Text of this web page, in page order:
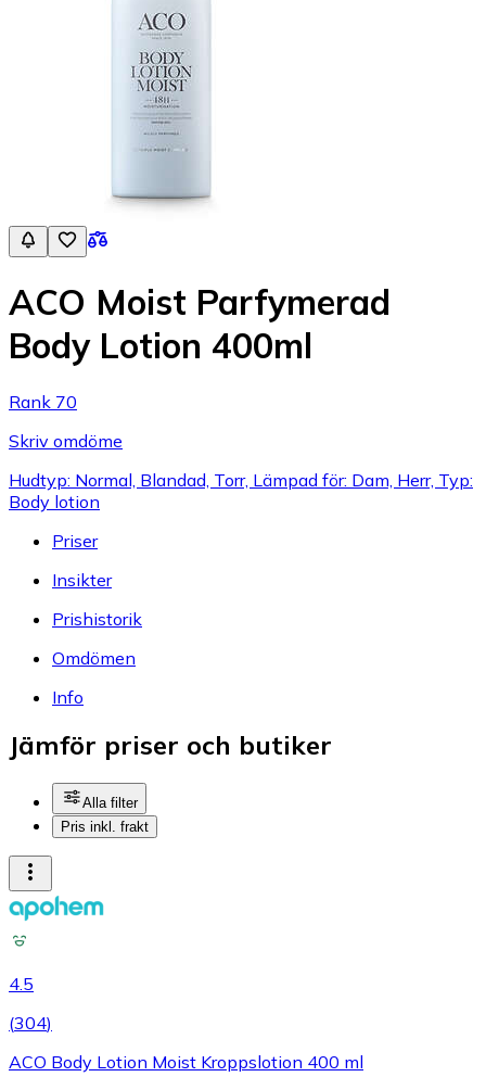
ACO Moist Parfymerad
Body Lotion 400ml
Rank 70
Skriv omdöme
Hudtyp: Normal, Blandad, Torr, Lämpad för: Dam, Herr, Typ:
Body lotion
Priser
Insikter
Prishistorik
Omdömen
Info
Jämför priser och butiker
Alla filter
Pris inkl. frakt
4.5
(304)
ACO Body Lotion Moist Kroppslotion 400 ml